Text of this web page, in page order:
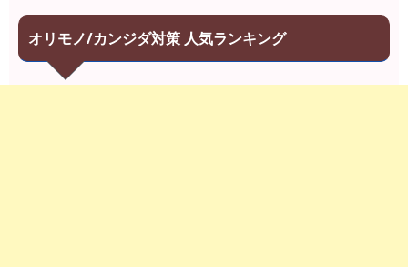
オリモノ/カンジダ対策 人気ランキング